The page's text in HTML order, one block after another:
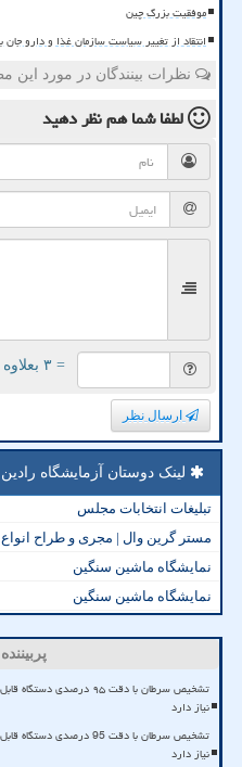
موفقیت بزرگ چین
انتقاد از تغییر سیاست سازمان غذا و دارو
نظرات بینندگان در مورد این
لطفا شما همنظر دهید
= ۳ بعلاوه ۳
ارسال نظر
لینک دوستان آزمایشگاه رادین
تبلیغات انتخابات مجلس
مستر گرین وال | مجری و طراح انواع
نمایشگاه ماشین سنگین
نمایشگاه ماشین سنگین
تشخیص سرطان با دقت ۹۵
نیاز دارد
تشخیص سرطان با دقت 95
نیاز دارد